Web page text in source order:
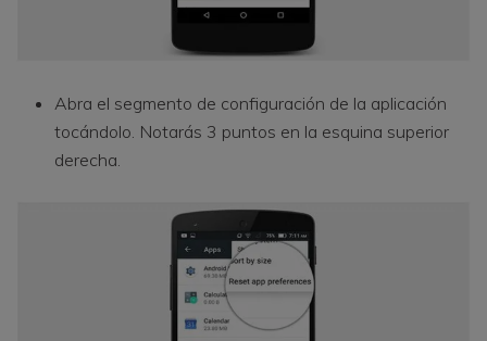
Abra el segmento de configuración de la aplicación
tocándolo. Notarás 3 puntos en la esquina superior
derecha.